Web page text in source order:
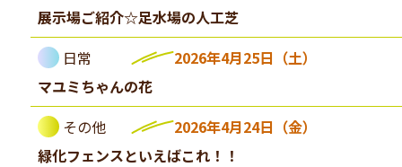
展示場ご紹介☆足水場の人工芝
日常
2026年4月25日（土）
マユミちゃんの花
その他
2026年4月24日（金）
緑化フェンスといえばこれ！！